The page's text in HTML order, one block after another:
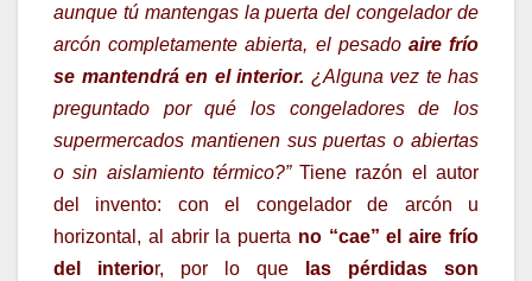
aunque tú mantengas la puerta del congelador de
arcón completamente abierta, el pesado aire frío
se mantendrá en el interior. ¿Alguna vez te has
preguntado por qué los congeladores de los
supermercados mantienen sus puertas o abiertas
o sin aislamiento térmico?”Tiene razón el autor
del invento: con el congelador de arcón u
horizontal, al abrir la puerta no “cae” el aire frío
del interior, por lo que
las pérdidas son